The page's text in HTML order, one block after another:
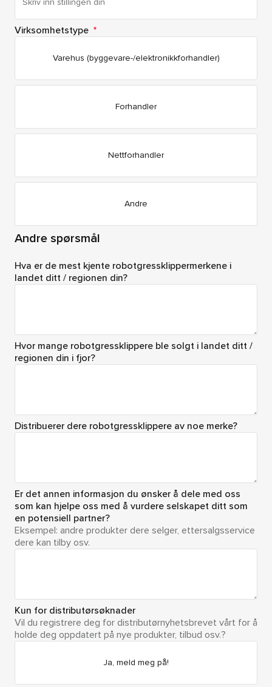
Virksomhetstype *
Varehus (byggevare-/elektronikkforhandler)
Forhandler
Nettforhandler
Andre
Andre spørsmål
Hva er de mest kjente robotgressklippermerkene i
landet ditt / regionen din?
Hvor mange robotgressklippere ble solgt i landet ditt /
regionen din i fjor?
Distribuerer dere robotgressklippere av noe merke?
Er det annen informasjon du ønsker å dele med oss
som kan hjelpe oss med å vurdere selskapet ditt som
en potensiell partner?
Eksempel: andre produkter dere selger, ettersalgsservice
dere kan tilby osv.
Kun for distributørsøknader
Vil du registrere deg for distributørnyhetsbrevet vårt for å
holde deg oppdatert på nye produkter, tilbud osv.?
Ja, meld meg på!